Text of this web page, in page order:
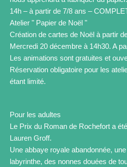
14h – à partir de 7/8 ans –
Atelier " Papier de Noël "
Création de cartes de Noël à partir
Mercredi 20 décembre à 14h30. A
Les animations sont gratuites et
Réservation obligatoire pour les
étant limité.
Pour les adultes
Le Prix du Roman de Rochefort a
Lauren Groff.
Une abbaye royale abandonnée,
labyrinthe, des nonnes douées de